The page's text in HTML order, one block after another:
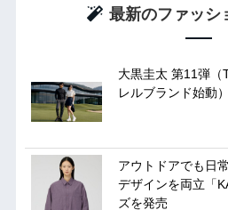
最新のファッシ
大黒圭太 第11弾（
レルブランド始動）
アウトドアでも日
デザインを両立「
ズを発売